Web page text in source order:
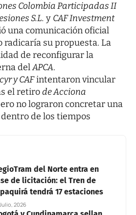
Colombia Participadas II
S.L. y CAF Investment
una comunicación oficial
radicaría su propuesta. La
de reconfigurar la
delAPCA.
y CAFintentaron vincular
el retirode Acciona
no lograron concretar una
de los tiempos
del Norte entra en
de licitación: el Tren de
tendrá 17 estaciones
2026